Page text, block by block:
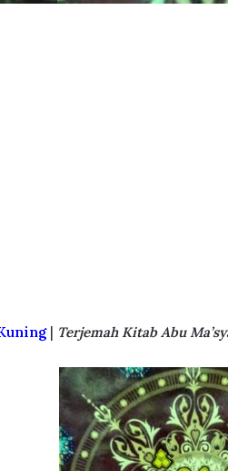
| Terjemah Kitab Abu